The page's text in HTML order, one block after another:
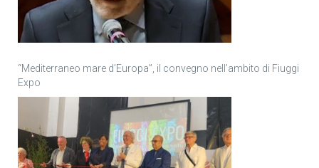
“Mediterraneo mare d’Europa”, il convegno nell’ambito di Fiuggi
Expo